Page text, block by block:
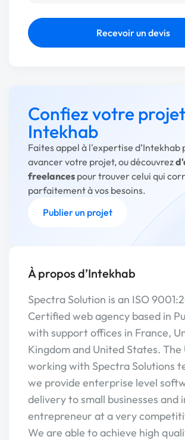
Recevoir un devis
Confiez votre
Intekhab
Faites appel à l'expertise d’Intekhab
avancer votre projet, ou découvrez
freelances pour trouver celui qui
parfaitement à vos besoins.
Publier un projet
À propos d’Intekhab
Spectra Solution is an ISO
Certified web agency based in
with support offices in France,
Kingdom and United States. The
working with Spectra Solutions
we provide enterprise level
delivery to small businesses and
entrepreneur at a very
We are able to achieve high